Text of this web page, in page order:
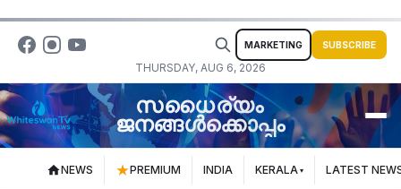
THURSDAY, AUG 6, 2026
MARKETING SUBSCRIBE
സധൈര്യം
ജനങ്ങൾക്കൊപ്പം
NEWS PREMIUM INDIA KERALA LATEST